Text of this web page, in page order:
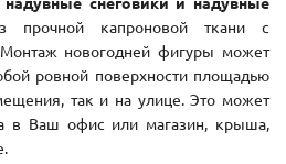
прочной капроновой ткани с
новогодней фигуры может
ровной поверхности площадью
так и на улице. Это может
в Ваш офис или магазин, крыша,